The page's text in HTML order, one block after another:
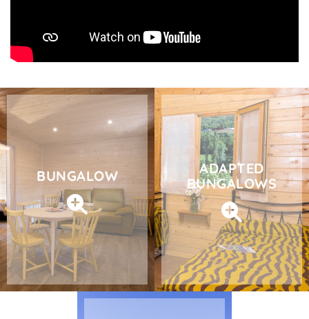
BUNGALOW
ADAPTED
BUNGALOWS